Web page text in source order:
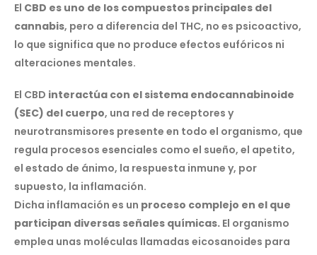
El CBD es uno de los compuestos principales del
cannabis, pero a diferencia del THC, no es psicoactivo,
lo que significa que no produce efectos eufóricos ni
alteraciones mentales.
El CBD interactúa con el sistema endocannabinoide
(SEC) del cuerpo, una red de receptores y
neurotransmisores presente en todo el organismo, que
regula procesos esenciales como el sueño, el apetito,
el estado de ánimo, la respuesta inmune y, por
supuesto, la inflamación.
Dicha inflamación es un proceso complejo en el que
participan diversas señales químicas. El organismo
emplea unas moléculas llamadas eicosanoides para